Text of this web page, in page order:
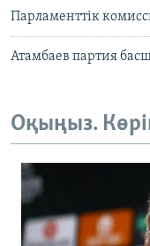
Парламенттік
Атамбаев партия
Оқыңыз.